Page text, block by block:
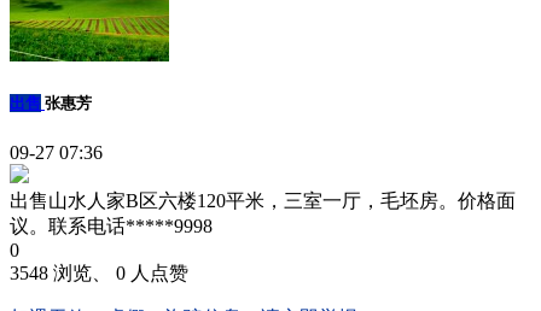
出售 张惠芳
09-27 07:36
出售山水人家B区六楼120平米，三室一厅，毛坯房。价格面
议。联系电话*****9998
0
3548 浏览、 0 人点赞